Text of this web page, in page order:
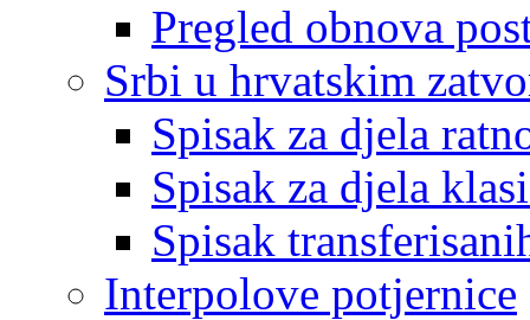
Pregled obnova
Srbi u hrvatskim
Spisak za djela
Spisak za djela
Spisak
Interpolove potjernice